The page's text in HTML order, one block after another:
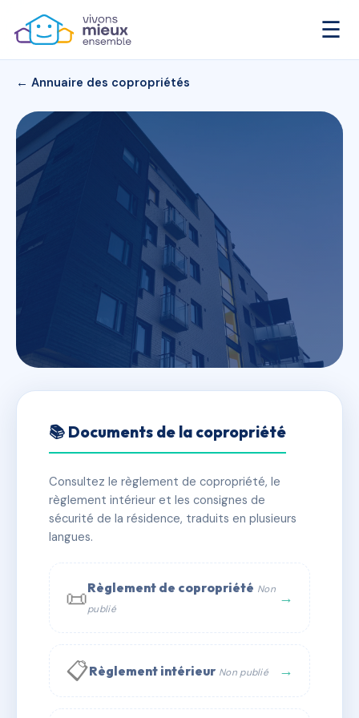
☰
← Annuaire des copropriétés
MEDICIS
✓ Immatriculée 🏠 44 lots 🏗 1 bâtiment(s)
📞 Contacter Syndic Digital
📚 Documents de la copropriété
Consultez le règlement de copropriété, le
règlement intérieur et les consignes de
sécurité de la résidence, traduits en plusieurs
langues.
📜Règlement de copropriété Non
publié
→
📋Règlement intérieur Non publié →